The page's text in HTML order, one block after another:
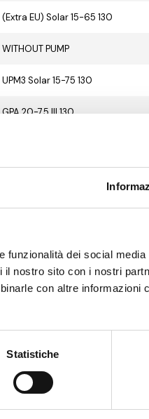
funzionalità dei social
nostro sito con i nostri
con altre informazioni
Statistiche
(Extra EU) Solar 15-65 130
WITHOUT PUMP
UPM3 Solar 15-75 130
GPA 20-7,5 III 130
UPM3 Solar 15-75 130
(Extra EU) Solar 15-65 130
UPM3 Solar 15-75 130
(Extra EU) Solar 15-70 130